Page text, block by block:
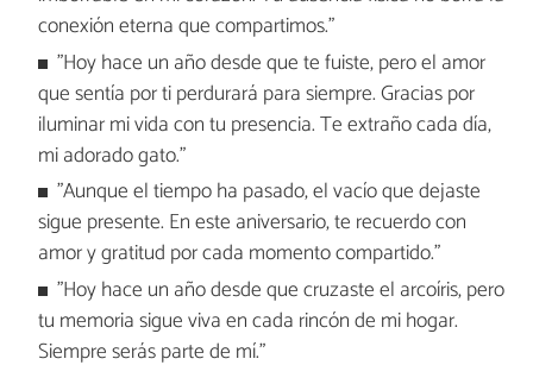
conexión eterna que compartimos."
"Hoy hace un año desde que te fuiste, pero el amor
que sentía por ti perdurará para siempre. Gracias por
iluminar mi vida con tu presencia. Te extraño cada día,
mi adorado gato."
"Aunque el tiempo ha pasado, el vacío que dejaste
sigue presente. En este aniversario, te recuerdo con
amor y gratitud por cada momento compartido."
"Hoy hace un año desde que cruzaste el arcoíris, pero
tu memoria sigue viva en cada rincón de mi hogar.
Siempre serás parte de mí."